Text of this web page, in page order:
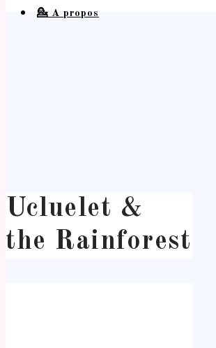
💁 A propos
Ucluelet &
the Rainforest